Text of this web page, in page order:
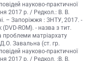
науково-практичної
2017 р. / Редкол.: В. В.
– Запоріжжя : ЗНТУ, 2017. -
ROM). - назва з тит.
проблеми матріархату
Завальна (ст. гр.
науково-практичної
2017 р. / Редкол. :В. В.